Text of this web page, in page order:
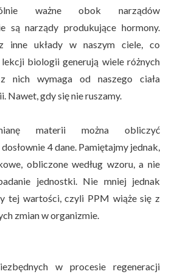
ważne obok narządów
są narządy produkujące hormony.
inne układy w naszym ciele, co
biologii generują wiele różnych
nich wymaga od naszego ciała
Nawet, gdy się nie ruszamy.
materii można obliczyć
4 dane. Pamiętajmy jednak,
obliczone według wzoru, a nie
jednostki. Nie mniej jednak
tej wartości, czyli PPM wiąże się z
zmian w organizmie.
w procesie regeneracji